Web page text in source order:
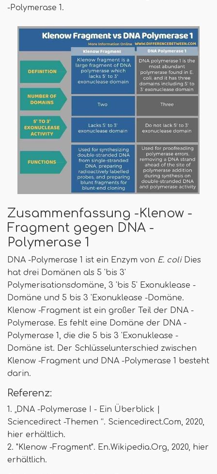
-Polymerase 1.
Zusammenfassung -Klenow -
Fragment gegen DNA -
Polymerase 1
DNA -Polymerase 1 ist ein Enzym von E. coliDies
hat drei Domänen als 5 'bis 3'
Polymerisationsdomäne, 3 'bis 5' Exonuklease -
Domäne und 5 bis 3 'Exonuklease -Domäne.
Klenow -Fragment ist ein großer Teil der DNA -
Polymerase. Es fehlt eine Domäne der DNA -
Polymerase 1, die die 5 bis 3 'Exonuklease -
Domäne ist. Der Schlüsselunterschied zwischen
Klenow -Fragment und DNA -Polymerase 1 besteht
darin.
Referenz:
1. „DNA -Polymerase I - Ein Überblick |
Sciencedirect -Themen “. Sciencedirect.Com, 2020,
hier erhältlich.
2. "Klenow -Fragment". En.Wikipedia.Org, 2020, hier
erhältlich.